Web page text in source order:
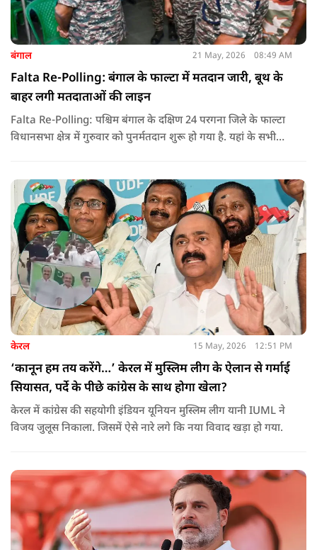
बंगाल 21 May, 2026 08:49 AM
Falta Re-Polling: बंगाल के फाल्टा में मतदान जारी, बूथ के
बाहर लगी मतदाताओं की लाइन
Falta Re-Polling: पश्चिम बंगाल के दक्षिण 24 परगना जिले के फाल्टा
विधानसभा क्षेत्र में गुरुवार को पुनर्मतदान शुरू हो गया है. यहां के सभी
केरल 15 May, 2026 12:51 PM
‘कानून हम तय करेंगे…’ केरल में मुस्लिम लीग के ऐलान से गर्माई
सियासत, पर्दे के पीछे कांग्रेस के साथ होगा खेला?
केरल में कांग्रेस की सहयोगी इंडियन यूनियन मुस्लिम लीग यानी IUML ने
विजय जुलूस निकाला. जिसमें ऐसे नारे लगे कि नया विवाद खड़ा हो गया.